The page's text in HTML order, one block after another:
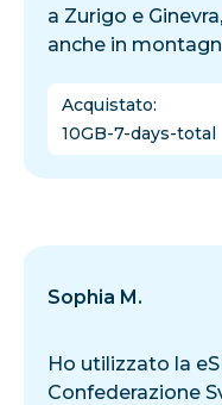
a Zurigo e
anche in
Acquistato:
10GB-7-days-total
Sophia M.
Ho utilizzato la
Confederazione